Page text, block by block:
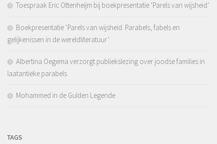
Toespraak Eric Ottenheijm bij boekpresentatie ‘Parels van wijsheid’
Boekpresentatie ‘Parels van wijsheid. Parabels, fabels en
gelijkenissen in de wereldliteratuur’
Albertina Oegema verzorgt publiekslezing over joodse families in
laatantieke parabels
Mohammed in de Gulden Legende
TAGS